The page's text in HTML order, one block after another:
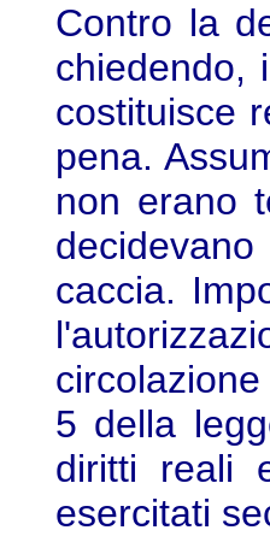
Contro la
chiedendo,
costituisce
pena.
non erano
caccia.
5 della
diritti reali
esercitati